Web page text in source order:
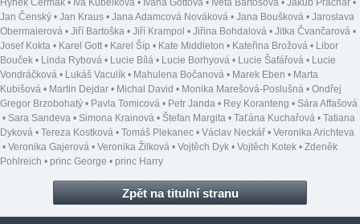
Hynek Čermák • Iva Kubelková • Ivana Gottová • Iveta Bartošová • Jakub Prachař •
Jan Čenský • Jan Kraus • Jana Adamcová Nováková • Jana Boušková • Jaroslava
Obermaierová • Jiří Bartoška • Jiří Krampol • Jiřina Bohdalová • Jitka Čvančarová •
Josef Kokta • Karel Gott• Karel Šíp • Kate Middleton • Kateřina Brožová • Libor
Bouček • Linda Rybová • Lucie Bílá • Lucie Borhyová • Lucie Šafářová • Lucie
Vondráčková • Lukáš Vaculík • Mahulena Bočanová • Marek Eben • Marta
Kubišová • Martin Dejdar • Michal David • Monika Marešová-Poslušná • Ondřej
Gregor Brzobohatý • Pavla Tomicová • Petr Janda • Rey Koranteng • Sára Affašová
• Sara Sandeva • Simona Krainová • Štefan Margita • Taťána Kuchařová • Tatiana
Dyková • Tereza Kostková • Tomáš Plekanec • Václav Neckář • Veronika Arichteva
• Veronika Gajerová • Veronika Žilková • Vojtěch Dyk • Vojtěch Kotek • Zdeněk
Pohlreich • princ George • princ Harry
Zpět na titulní stranu